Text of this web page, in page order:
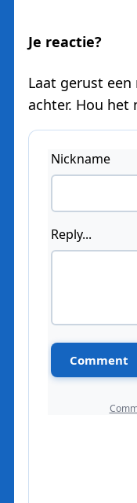
Je reactie?
Laat gerust
achter. Hou het